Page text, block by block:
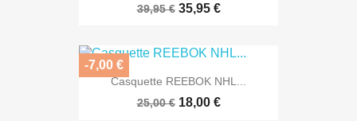
39,95 € 35,95 €
Casquette REEBOK NHL...
25,00 € 18,00 €
-7,00 €